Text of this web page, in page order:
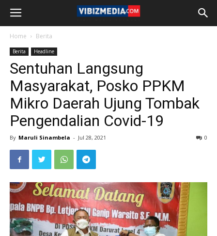
Home Berita
Berita Headline
Sentuhan Langsung
Masyarakat, Posko PPKM
Mikro Daerah Ujung Tombak
Pengendalian Covid-19
By Maruli Sinambela - Jul 28, 2021 0